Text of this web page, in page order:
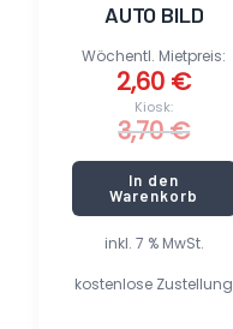
inkl. 7 % MwSt.
kostenlose Zustellung
AUTO BILD
Kiosk:
3,70€
Wöchentl. Mietpreis:
2,60 €
In den
Warenkorb